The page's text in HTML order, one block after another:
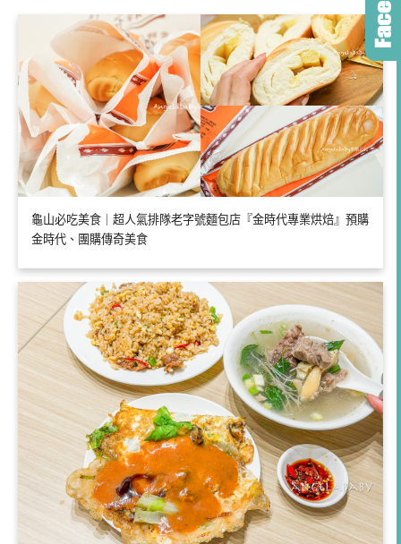
龜山必吃美食｜超人氣排隊老字號麵包店『金時代專業烘焙』預購
金時代、團購傳奇美食